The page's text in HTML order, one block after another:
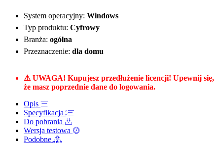
System operacyjny: Windows
Typ produktu: Cyfrowy
Branża: ogólna
Przeznaczenie: dla domu
⚠ UWAGA! Kupujesz przedłużenie licencji! Upewnij się,
że masz poprzednie dane do logowania.
Opis
Specyfikacja
Do pobrania
Wersja testowa
Podobne